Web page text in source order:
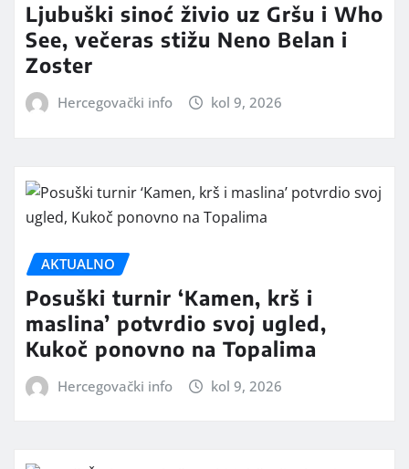
Ljubuški sinoć živio uz Gršu i Who
See, večeras stižu Neno Belan i
Zoster
Hercegovački info kol 9, 2026
AKTUALNO
Posuški turnir ‘Kamen, krš i
maslina’ potvrdio svoj ugled,
Kukoč ponovno na Topalima
Hercegovački info kol 9, 2026